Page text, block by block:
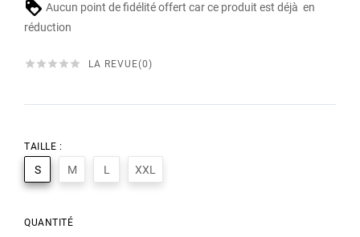
Aucun point de fidélité offert car ce produit est déjà en
réduction
     LA REVUE(0)
TAILLE :
S M L XXL
QUANTITÉ